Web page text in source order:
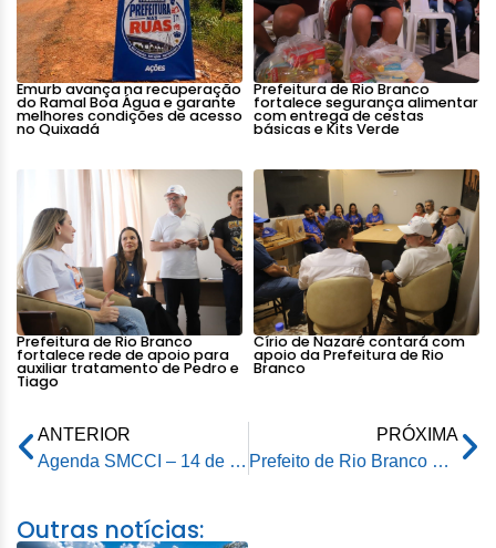
Emurb avança na recuperação
do Ramal Boa Água e garante
melhores condições de acesso
no Quixadá
Prefeitura de Rio Branco
fortalece segurança alimentar
com entrega de cestas
básicas e Kits Verde
Prefeitura de Rio Branco
fortalece rede de apoio para
auxiliar tratamento de Pedro e
Tiago
Círio de Nazaré contará com
apoio da Prefeitura de Rio
Branco
ANTERIOR
Agenda SMCCI – 14 de maio de 2026
PRÓXIMA
Prefeito de Rio Branco acompanha demandas de 400 famílias no Ramal Menino Jesus
Outras notícias: